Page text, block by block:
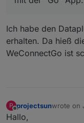
Ich habe den
erhalten. Da hieß
WeConnectGo ist
P
Offline
projectsunwrote on
last
Hallo,